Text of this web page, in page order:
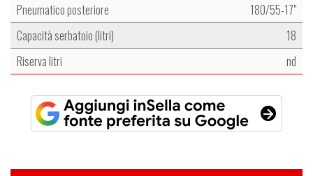
Pneumatico posteriore
180/55-17"
Capacità serbatoio (litri)
18
Riserva litri
nd